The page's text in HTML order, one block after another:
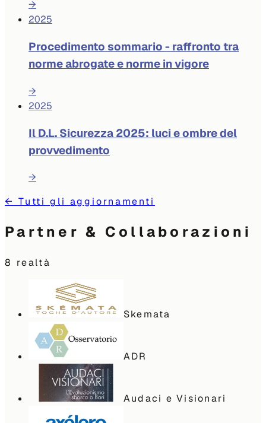
→
2025
Procedimento sommario - raffronto tra
norme abrogate e norme in vigore
→
2025
Il D.L. Sicurezza 2025: luci e ombre del
provvedimento
→
← Tutti gli aggiornamenti
Partner & Collaborazioni
8 realtà
Skemata
ADR
Audaci e Visionari